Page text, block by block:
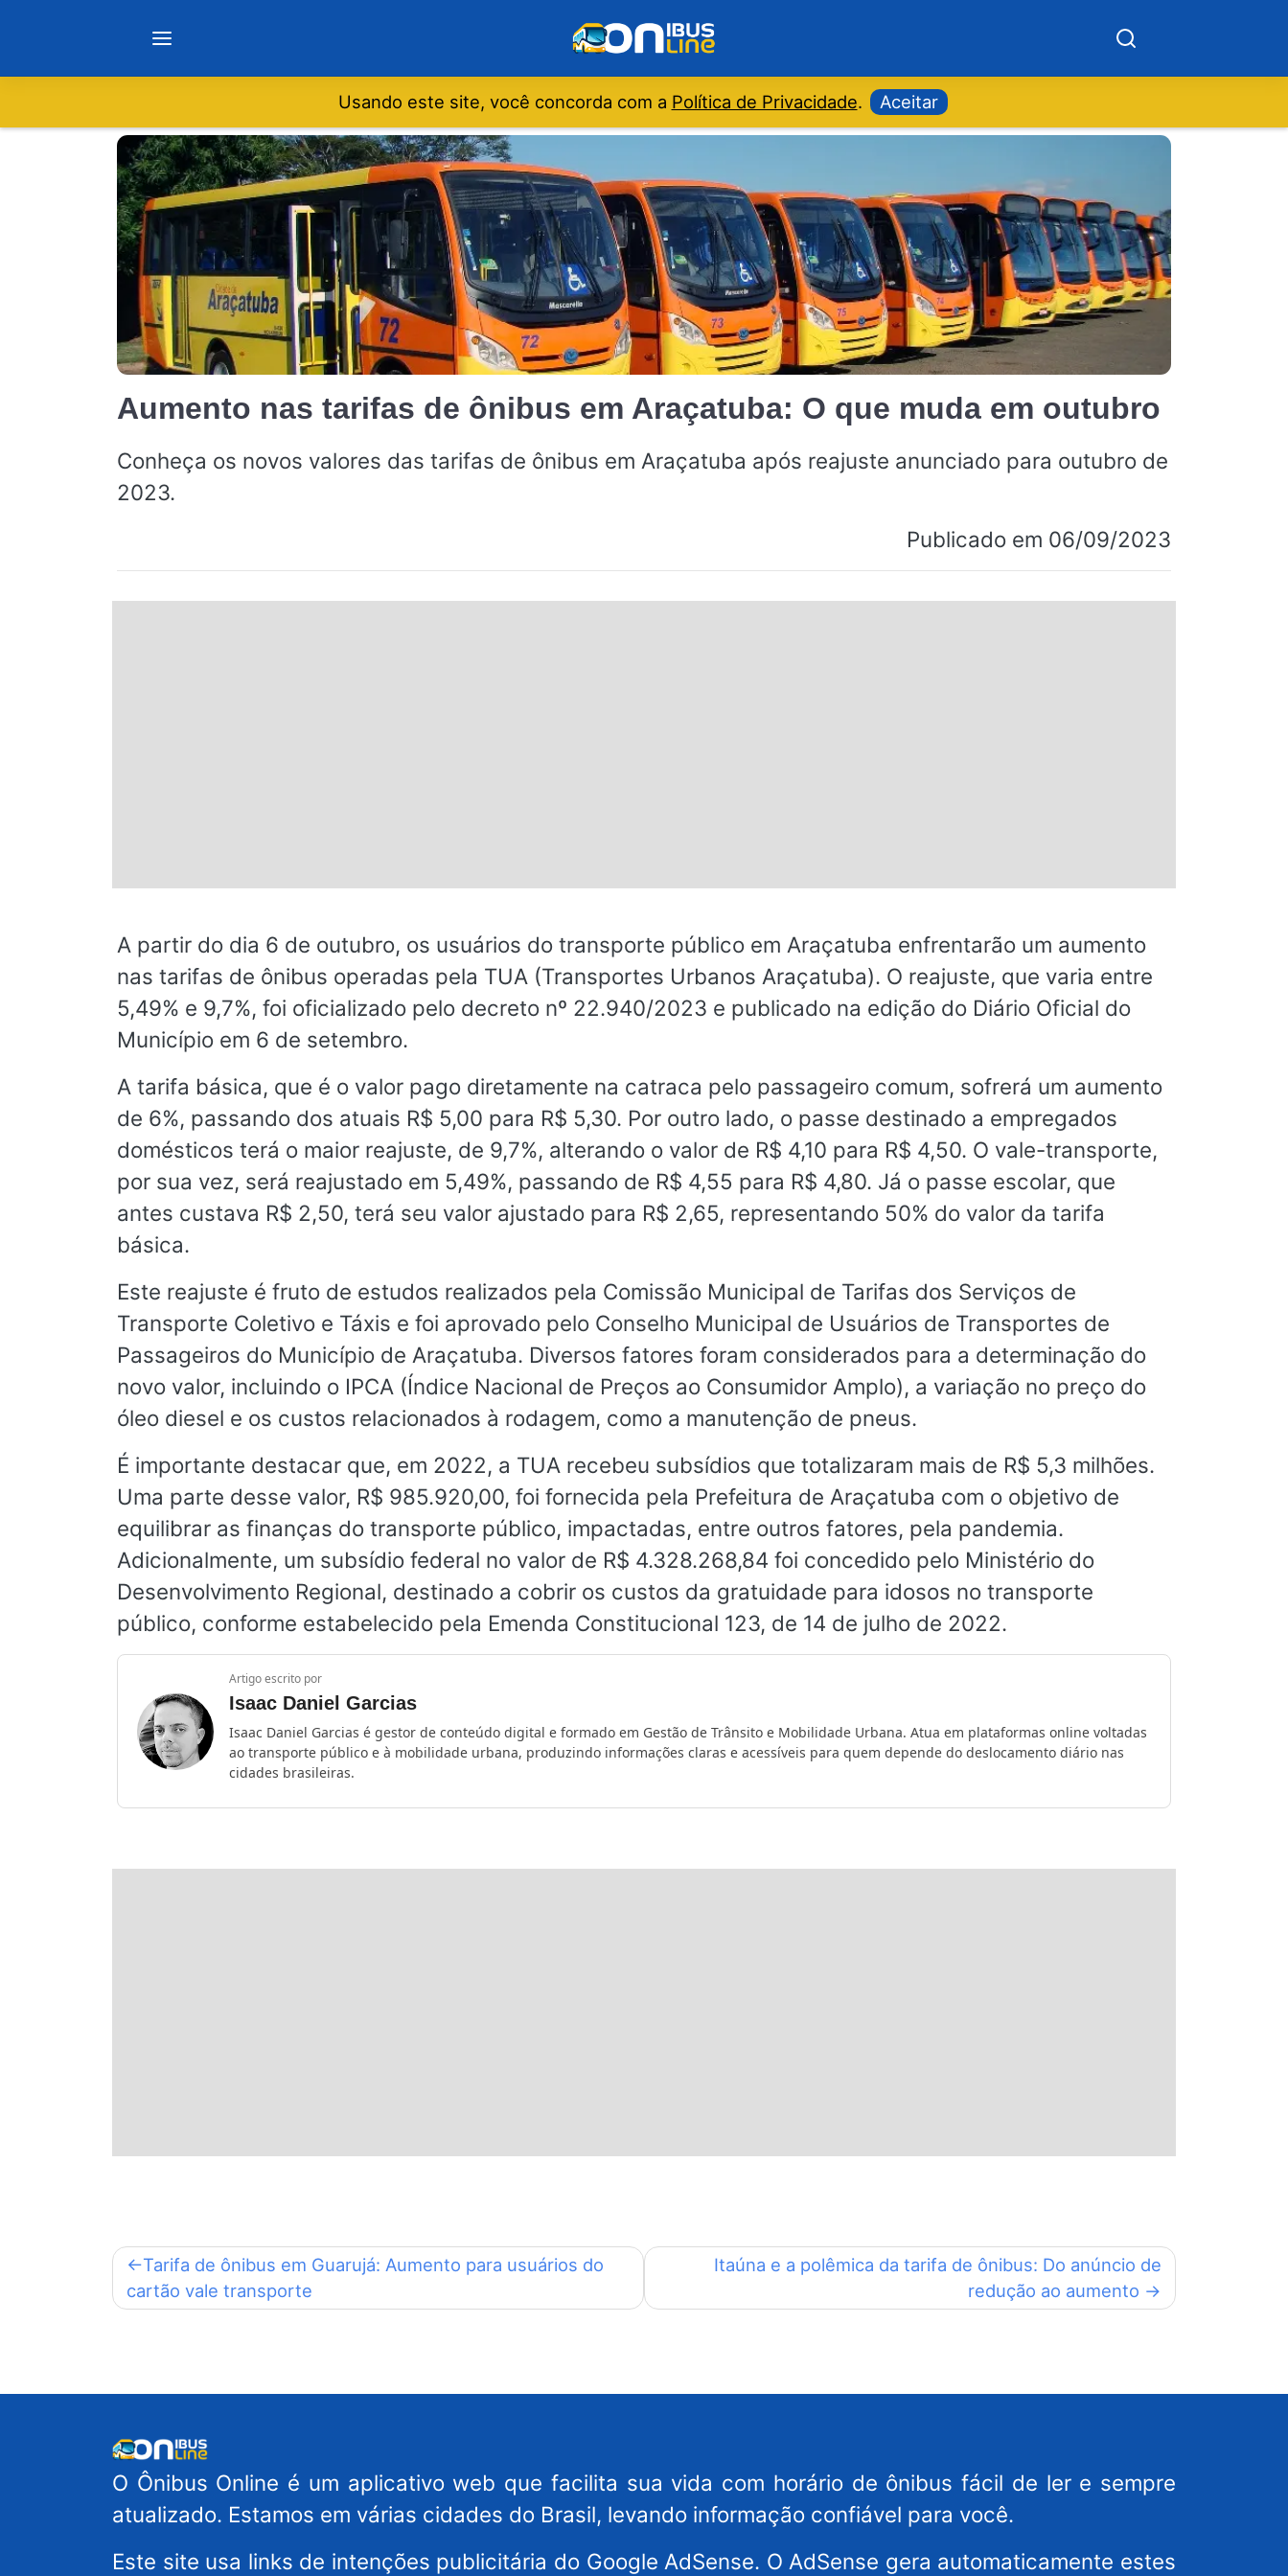
Notícias
Minas Gerais
São Paulo
Rio de Janeiro
Paraná
Santa Catarina
Usando este site, você concorda com a Política de Privacidade. Aceitar
Aumento nas tarifas de ônibus em Araçatuba: O que muda em outubro
Conheça os novos valores das tarifas de ônibus em Araçatuba após reajuste anunciado para outubro de
2023.
Publicado em 06/09/2023
A partir do dia 6 de outubro, os usuários do transporte público em Araçatuba enfrentarão um aumento
nas tarifas de ônibus operadas pela TUA (Transportes Urbanos Araçatuba). O reajuste, que varia entre
5,49% e 9,7%, foi oficializado pelo decreto nº 22.940/2023 e publicado na edição do Diário Oficial do
Município em 6 de setembro.
A tarifa básica, que é o valor pago diretamente na catraca pelo passageiro comum, sofrerá um aumento
de 6%, passando dos atuais R$ 5,00 para R$ 5,30. Por outro lado, o passe destinado a empregados
domésticos terá o maior reajuste, de 9,7%, alterando o valor de R$ 4,10 para R$ 4,50. O vale-transporte,
por sua vez, será reajustado em 5,49%, passando de R$ 4,55 para R$ 4,80. Já o passe escolar, que
antes custava R$ 2,50, terá seu valor ajustado para R$ 2,65, representando 50% do valor da tarifa
básica.
Este reajuste é fruto de estudos realizados pela Comissão Municipal de Tarifas dos Serviços de
Transporte Coletivo e Táxis e foi aprovado pelo Conselho Municipal de Usuários de Transportes de
Passageiros do Município de Araçatuba. Diversos fatores foram considerados para a determinação do
novo valor, incluindo o IPCA (Índice Nacional de Preços ao Consumidor Amplo), a variação no preço do
óleo diesel e os custos relacionados à rodagem, como a manutenção de pneus.
É importante destacar que, em 2022, a TUA recebeu subsídios que totalizaram mais de R$ 5,3 milhões.
Uma parte desse valor, R$ 985.920,00, foi fornecida pela Prefeitura de Araçatuba com o objetivo de
equilibrar as finanças do transporte público, impactadas, entre outros fatores, pela pandemia.
Adicionalmente, um subsídio federal no valor de R$ 4.328.268,84 foi concedido pelo Ministério do
Desenvolvimento Regional, destinado a cobrir os custos da gratuidade para idosos no transporte
público, conforme estabelecido pela Emenda Constitucional 123, de 14 de julho de 2022.
Artigo escrito por
Isaac Daniel Garcias
Isaac Daniel Garcias é gestor de conteúdo digital e formado em Gestão de Trânsito e Mobilidade Urbana. Atua em plataformas online voltadas
ao transporte público e à mobilidade urbana, produzindo informações claras e acessíveis para quem depende do deslocamento diário nas
cidades brasileiras.
Navegação
de
Tarifa de ônibus em Guarujá: Aumento para usuários do
cartão vale transporte
Itaúna e a polêmica da tarifa de ônibus: Do anúncio de
redução ao aumento
O Ônibus Online é um aplicativo web que facilita sua vida com horário de ônibus fácil de ler e sempre
atualizado. Estamos em várias cidades do Brasil, levando informação confiável para você.
Este site usa links de intenções publicitária do Google AdSense. O AdSense gera automaticamente estes